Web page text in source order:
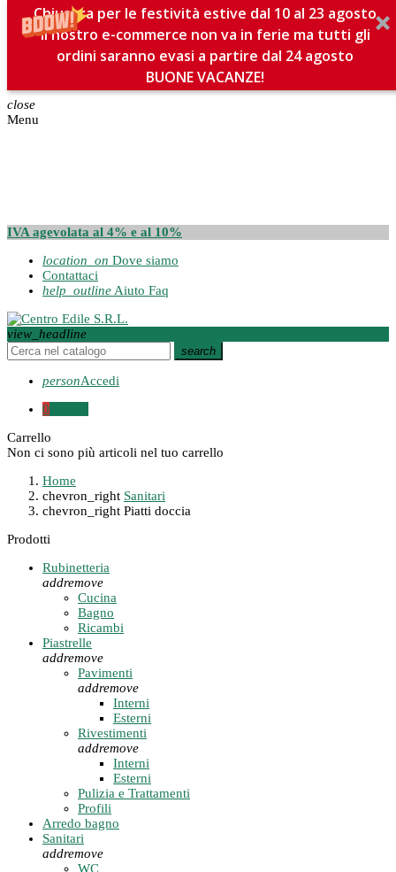
Chiusura per le festività estive dal 10 al 23 agosto
Il nostro e-commerce non va in ferie ma tutti gli
ordini saranno evasi a partire dal 24 agosto
BUONE VACANZE!
close
Menu
IVA agevolata al 4% e al 10%
location_on Dove siamo
Contattaci
help_outline Aiuto Faq
view_headline
search
personAccedi
0
Carrello
Non ci sono più articoli nel tuo carrello
Home
chevron_right Sanitari
chevron_right Piatti doccia
Prodotti
Rubinetteria
addremove
Cucina
Bagno
Ricambi
Piastrelle
addremove
Pavimenti
addremove
Interni
Esterni
Rivestimenti
addremove
Interni
Esterni
Pulizia e Trattamenti
Profili
Arredo bagno
Sanitari
addremove
WC